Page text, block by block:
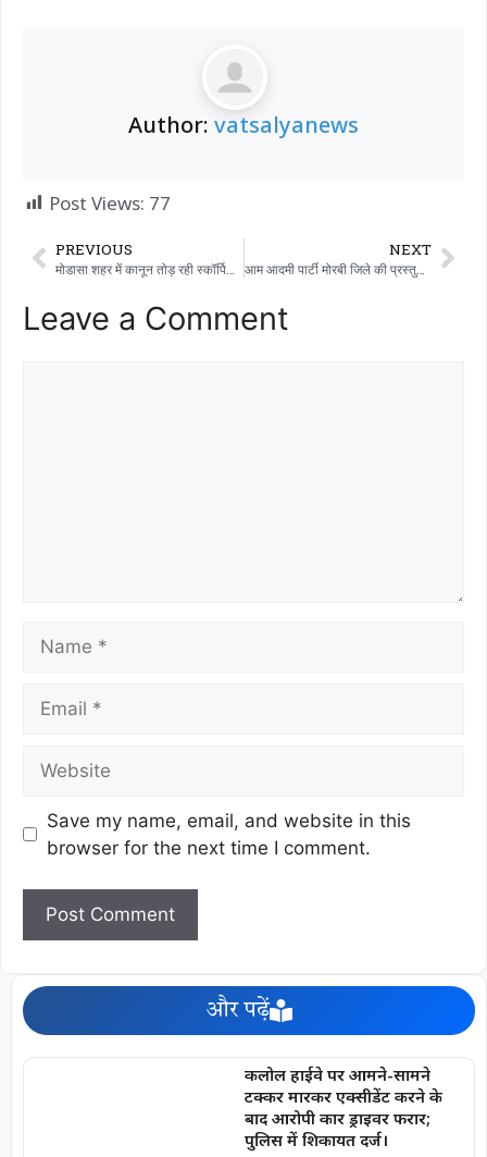
Author: vatsalyanews
Post Views: 77
PREVIOUS NEXT
आम आदमी पार्टी मोरबी जिले की प्रस्तुति सफल रही
Leave a Comment
Save my name, email, and website in this
browser for the next time I comment.
और पढ़ें
कलोल हाईवे पर आमने-सामने
टक्कर मारकर एक्सीडेंट करने के
बाद आरोपी कार ड्राइवर फरार;
पुलिस में शिकायत दर्ज।